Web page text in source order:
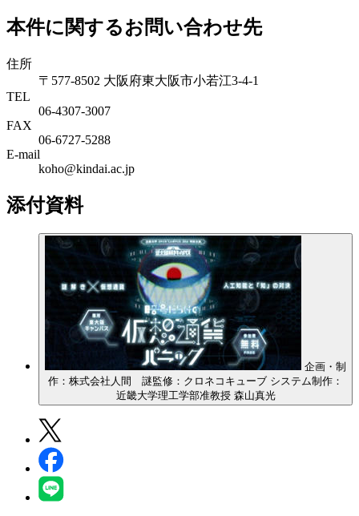
本件に関するお問い合わせ先
住所
〒577-8502 大阪府東大阪市小若江3-4-1
TEL
06‐4307‐3007
FAX
06‐6727‐5288
E-mail
koho@kindai.ac.jp
添付資料
企画・制
作：株式会社人間 謎監修：クロネコキューブ システム制作：
近畿大学理工学部准教授 森山真光